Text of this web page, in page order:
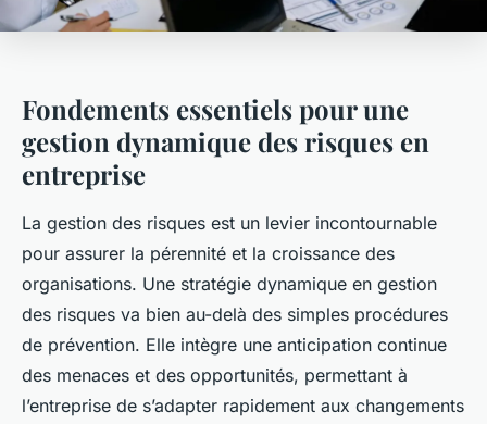
Fondements essentiels pour une
gestion dynamique des risques en
entreprise
La gestion des risques est un levier incontournable
pour assurer la pérennité et la croissance des
organisations. Une stratégie dynamique en gestion
des risques va bien au-delà des simples procédures
de prévention. Elle intègre une anticipation continue
des menaces et des opportunités, permettant à
l’entreprise de s’adapter rapidement aux changements